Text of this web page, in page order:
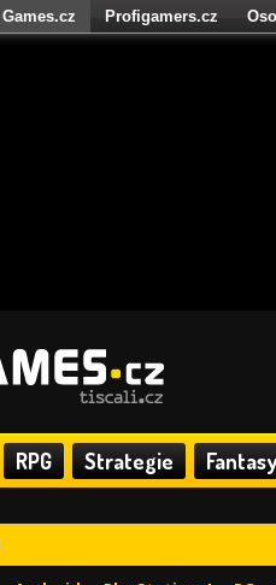
RPG Strategie Fantasy
Games.cz Profigamers.cz